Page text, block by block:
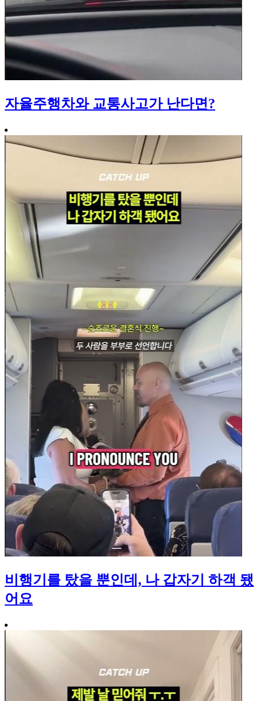
자율주행차와 교통사고가 난다면?
비행기를 탔을 뿐인데, 나 갑자기 하객 됐
어요